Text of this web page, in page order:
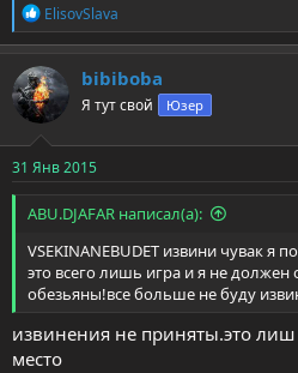
Р
е
а
к
ц
и
и
:
ElisovSlava
bibiboba
Я тут свой Юзер
31 Янв 2015
ABU.DJAFAR написал(а):
VSEKINANEBUDET извини чувак я
это всего лишь игра и я не должен
обезьяны!все больше не буду
извинения не приняты.это лиш
место